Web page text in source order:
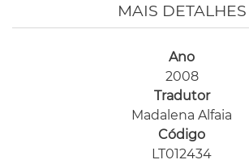
MAIS DETALHES
Ano
2008
Tradutor
Madalena Alfaia
Código
LT012434